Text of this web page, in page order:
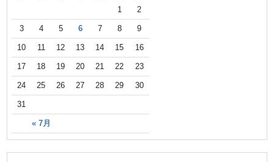
« 7月
1 2
3 4 5 6 7 8 9
10 11 12 13 14 15 16
17 18 19 20 21 22 23
24 25 26 27 28 29 30
31